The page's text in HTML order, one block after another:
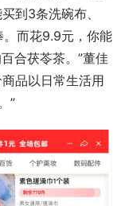
到3条洗碗布、
而花9.9元，你能
合茯苓茶。”董佳
品以日常生活用
”